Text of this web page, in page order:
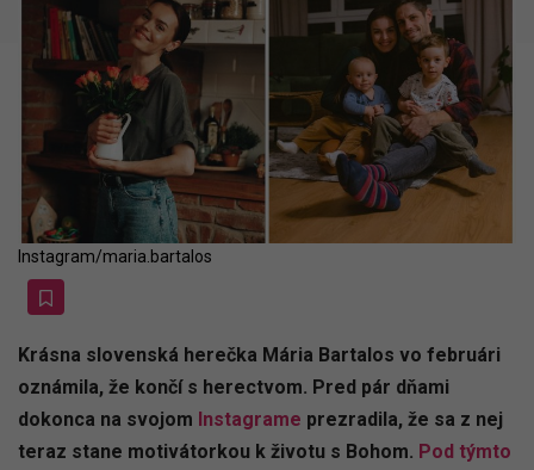
Instagram/maria.bartalos
Krásna slovenská herečka Mária Bartalos vo februári
oznámila, že končí s herectvom. Pred pár dňami
dokonca na svojom Instagrame prezradila, že sa z nej
teraz stane motivátorkou k životu s Bohom. Pod týmto